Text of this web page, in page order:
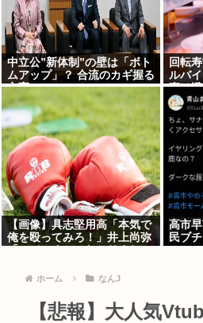
中立公”新体制”の壁は「ボト
ムアップ」？ 合流のカギ握る
立憲
回転
ルバ
事は
【画像】具志堅用高「本気で
俺を殴ってみろ！」井上尚弥
高市
民ブ
ホーム なんJ
【悲報】大人気